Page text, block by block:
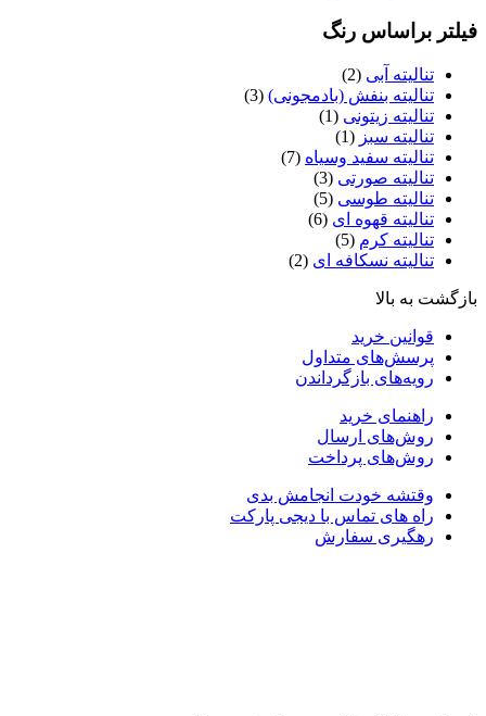
فیلتر براساس رنگ
تنالیته آبی (2)
تنالیته بنفش (بادمجونی) (3)
تنالیته زیتونی (1)
تنالیته سبز (1)
تنالیته سفید وسیاه (7)
تنالیته صورتی (3)
تنالیته طوسی (5)
تنالیته قهوه ای (6)
تنالیته کرم (5)
تنالیته نسکافه ای (2)
بازگشت به بالا
قوانین خرید
پرسش‌های متداول
رویه‌های بازگرداندن
راهنمای خرید
روش‌های ارسال
روش‌های پرداخت
وقتشه خودت انجامش بدی
راه های تماس با دیجی پارکت
رهگیری سفارش